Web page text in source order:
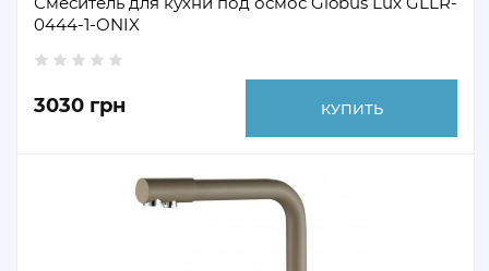
0444-1-ONIX
3030 грн КУПИТЬ